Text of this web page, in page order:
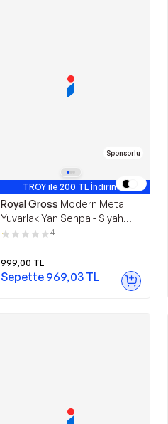
Sponsorlu
TROY ile 200 TL İndirim
Royal Gross Modern Metal
Yuvarlak Yan Sehpa - Siyah
Dekoratif Antrasit Paslanmaz
4
999,00 TL
Sepette 969,03 TL